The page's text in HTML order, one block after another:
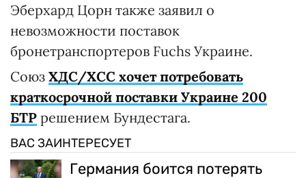
Эберхард Цорн также заявил о
невозможности поставок
бронетранспортеров Fuchs Украине.
Союз ХДС/ХСС хочет потребовать
краткосрочной поставки Украине 200
БТР решением Бундестага.
ВАС ЗАИНТЕРЕСУЕТ
Германия боится потерять